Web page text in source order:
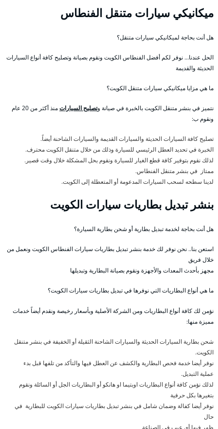
ميكانيكي سيارات متنقل الفنطاس
هل أنت بحاجة لميكانيكي سيارات متنقل؟
الحل عندنا… نوفر لكم أفضل الفنطاس الكويت ونقوم بصيانة وتصليح كافة أنواع السيارات
الحديثة والقديمة
ما هي مزايا ميكانيكي سيارات متنقل الكويت؟
نتميز في بنشر متنقل الكويت بالخبرة في صيانة وتصليح السيارات
منذ أكثر من 20 عام
ونقوم ب:
تصليح كافة السيارات الحديثة والسيارات القديمة والسيارات الشاحنة أيضاً.
الخبرة في تحديد العطل الرئيسي للسيارة وذلك من خلال متنقل الكويت محترف.
لذلك نقوم بتوفير كافة قطع الغيار للسيارة ونقوم بحل المشكلة خلال وقت قصير.
ممتاز في بنشر متنقل الفنطاس.
لدينا سطحه لسحب السيارات المدعومة أو المتعطلة إلى الكويت.
بنشر تبديل بطاريات سيارات الكويت
هل أنت بحاجة لخدمة تبديل بطارية أو شحن بطارية السيارة؟
استعن بنا.. نحن نوفر لك خدمة بنشر تبديل بطاريات سيارات الفنطاس الكويت ونعمل من
خلال فريق
مجهز بأحدث المعدات والأجهزة ونقوم بصيانة البطارية وتبديلها
ما هي أنواع البطاريات التي نوفرها في تبديل بطاريات سيارات الكويت؟
نؤمن لك كافة أنواع البطاريات ومن الشركة الأصلية وبأسعار رخيصة ونقدم أيضاً خدمات
مميزة منها:
شحن بطارية السيارات الحديثة والسيارات الشاحنة الثقيلة أو الخفيفة في بنشر متنقل
الكويت.
نوفر أيضا خدمة فحص البطارية والكشف عن العطل فيها والتأكد من تلفها قبل بدء
عملية التبديل.
لذلك نؤمن كافة أنواع البطاريات اوبتيما او هانكو أو البطاريات الجل أو السائلة ونقوم
بتغيرها بكل حرفية
نوفر أيضا كفالة وضمان شامل في بنشر تبديل بطاريات سيارات الكويت للبطارية في
حال
ظهر فيها أي عيب في الصناعة